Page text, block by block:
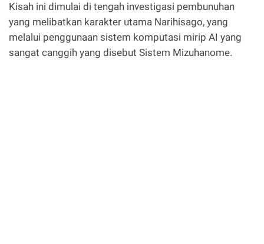
Kisah ini dimulai di tengah investigasi pembunuhan
yang melibatkan karakter utama Narihisago, yang
melalui penggunaan sistem komputasi mirip AI yang
sangat canggih yang disebut Sistem Mizuhanome.